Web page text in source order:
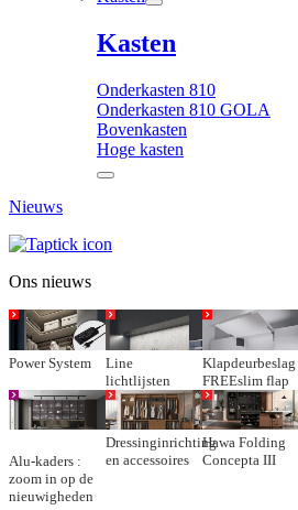
Kasten
Onderkasten 810
Onderkasten 810 GOLA
Bovenkasten
Hoge kasten
Nieuws
Ons nieuws
Power System
Line
lichtlijsten
Klapdeurbeslag
FREEslim flap
Alu-kaders :
zoom in op de
nieuwigheden
Dressinginrichting
en accessoires
Hawa Folding
Concepta III